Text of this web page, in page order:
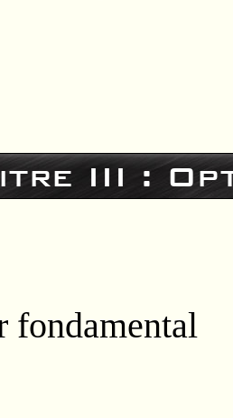
III :
fondamental